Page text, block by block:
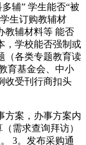
辅” 学生能否“被
生订购教辅材
教辅材料等 能否
，学校能否强制或
（各类专题教育读
育基金会、中小
收受刊行商扣头
案，办事方案内
需求查询拜访）
3。发布采购通